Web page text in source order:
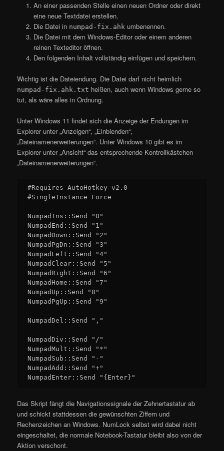
An einer passenden Stelle einen neuen Ordner oder direkt
eine neue Textdatei erstellen.
Die Datei in numpad-fix.ahkumbenennen.
Die Datei mit dem Windows-Editor oder einem anderen
reinen Texteditor öffnen.
Den folgenden Inhalt vollständig einfügen und speichern.
Wichtig ist die Dateiendung. Die Datei darf nicht heimlich
numpad-fix.ahk.txt heißen, auch wenn Windows gerne so
tut, als wäre alles in Ordnung.
Unter Windows 11 findet sich die Anzeige der Endungen im
Explorer unter „Anzeigen“, „Einblenden“,
„Dateinamenerweiterungen“. Unter Windows 10 gibt es im
Explorer unter „Ansicht“ das entsprechende Kontrollkästchen
„Dateinamenerweiterungen“.
#Requires AutoHotkey v2.0
#SingleInstance Force
NumpadIns::Send "0"
NumpadEnd::Send "1"
NumpadDown::Send "2"
NumpadPgDn::Send "3"
NumpadLeft::Send "4"
NumpadClear::Send "5"
NumpadRight::Send "6"
NumpadHome::Send "7"
NumpadUp::Send "8"
NumpadPgUp::Send "9"
NumpadDel::Send ","
NumpadDiv::Send "/"
NumpadMult::Send "*"
NumpadSub::Send "-"
NumpadAdd::Send "+"
NumpadEnter::Send "{Enter}"
Das Skript fängt die Navigationssignale der Zehnertastatur ab
und schickt stattdessen die gewünschten Ziffern und
Rechenzeichen an Windows. NumLock selbst wird dabei nicht
eingeschaltet, die normale Notebook-Tastatur bleibt also von der
Aktion verschont.